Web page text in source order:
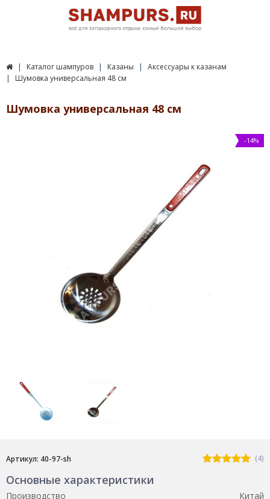
Каталог шампуров Казаны
Аксессуары к казанам
Шумовка универсальная 48 см
Шумовка универсальная 48 см
-14%
Артикул: 40-97-sh (4)
Основные характеристики
Производство
Китай